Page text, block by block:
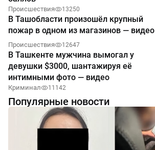
Происшествия 13250
В Ташобласти произошёл крупный
пожар в одном из магазинов — видео
Происшествия 12647
В Ташкенте мужчина вымогал у
девушки $3000, шантажируя её
интимными фото — видео
Криминал 11142
Популярные новости